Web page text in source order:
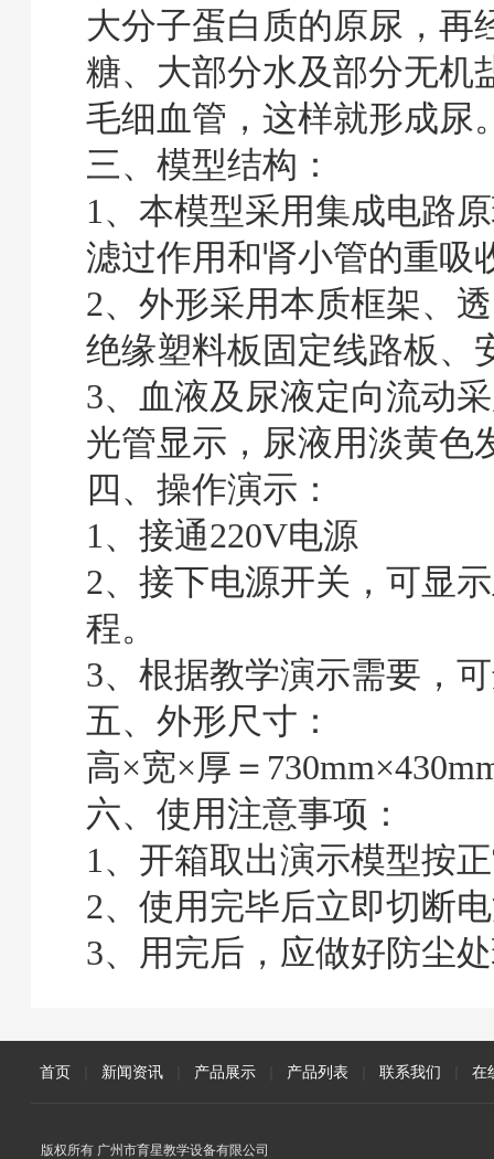
大分子蛋白质的原尿，再
糖、大部分水及部分无机
毛细血管，这样就形成尿
三、模型结构：
1、本模型采用集成电路
滤过作用和肾小管的重吸
2、外形采用本质框架、
绝缘塑料板固定线路板、
3、血液及尿液定向流动
光管显示，尿液用淡黄色
四、操作演示：
1、接通220V电源
2、接下电源开关，可显
程。
3、根据教学演示需要，
五、外形尺寸：
高×宽×厚＝
六、使用注意事项：
1、开箱取出演示模型按
2、使用完毕后立即切断
3、用完后，应做好防尘
首页 新闻资讯 产品展示 产品列表 联系我们 在
版权所有 广州市育星教学设备有限公司